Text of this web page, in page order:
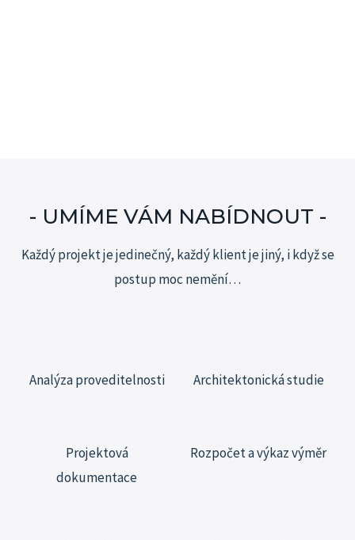
- UMÍME VÁM NABÍDNOUT -
Každý projekt je jedinečný, každý klient je jiný, i když se
postup moc nemění…
Analýza proveditelnosti Architektonická studie
Projektová
dokumentace
Rozpočet a výkaz výměr